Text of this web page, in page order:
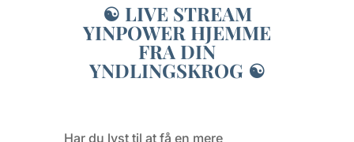
☯ LIVE STREAM
YINPOWER HJEMME
FRA DIN
YNDLINGSKROG ☯
Har du lyst til at få en mere